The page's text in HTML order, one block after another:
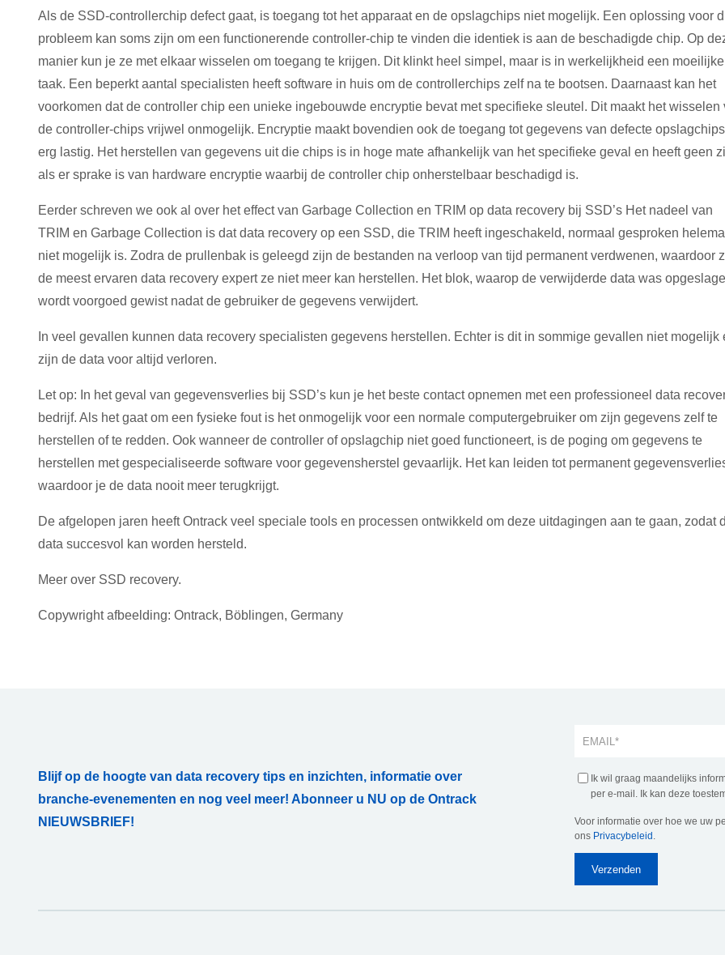
Als de SSD-controllerchip defect gaat, is toegang tot het apparaat en de opslagchips niet mogelijk. Een oplossing voor
probleem kan soms zijn om een functionerende controller-chip te vinden die identiek is aan de beschadigde chip. Op
manier kun je ze met elkaar wisselen om toegang te krijgen. Dit klinkt heel simpel, maar is in werkelijkheid een moeilijke
taak. Een beperkt aantal specialisten heeft software in huis om de controllerchips zelf na te bootsen. Daarnaast kan het
voorkomen dat de controller chip een unieke ingebouwde encryptie bevat met specifieke sleutel. Dit maakt het wisselen
de controller-chips vrijwel onmogelijk. Encryptie maakt bovendien ook de toegang tot gegevens van defecte opslagchips
erg lastig. Het herstellen van gegevens uit die chips is in hoge mate afhankelijk van het specifieke geval en heeft geen
als er sprake is van hardware encryptie waarbij de controller chip onherstelbaar beschadigd is.
Eerder schreven we ook al over het effect van Garbage Collection en TRIM op data recovery bij SSD’s Het nadeel van
TRIM en Garbage Collection is dat data recovery op een SSD, die TRIM heeft ingeschakeld, normaal gesproken
niet mogelijk is. Zodra de prullenbak is geleegd zijn de bestanden na verloop van tijd permanent verdwenen, waardoor
de meest ervaren data recovery expert ze niet meer kan herstellen. Het blok, waarop de verwijderde data was
wordt voorgoed gewist nadat de gebruiker de gegevens verwijdert.
In veel gevallen kunnen data recovery specialisten gegevens herstellen. Echter is dit in sommige gevallen niet mogelijk
zijn de data voor altijd verloren.
Let op: In het geval van gegevensverlies bij SSD’s kun je het beste contact opnemen met een professioneel data
bedrijf. Als het gaat om een fysieke fout is het onmogelijk voor een normale computergebruiker om zijn gegevens zelf te
herstellen of te redden. Ook wanneer de controller of opslagchip niet goed functioneert, is de poging om gegevens te
herstellen met gespecialiseerde software voor gegevensherstel gevaarlijk. Het kan leiden tot permanent
waardoor je de data nooit meer terugkrijgt.
De afgelopen jaren heeft Ontrack veel speciale tools en processen ontwikkeld om deze uitdagingen aan te gaan, zodat
data succesvol kan worden hersteld.
Meer over SSD recovery.
Copywright afbeelding: Ontrack, Böblingen, Germany
Blijf op de hoogte van data recovery tips en inzichten, informatie over
branche-evenementen en nog veel meer! Abonneer u NU op de Ontrack
NIEUWSBRIEF!
Ik wil graag maandelijks
per e-mail. Ik kan deze
Voor informatie over hoe we uw
ons Privacybeleid .